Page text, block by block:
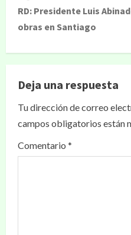
RD: Presidente Luis
obras en Santiago
Deja una respuesta
Tu dirección de correo
campos obligatorios están
Comentario *